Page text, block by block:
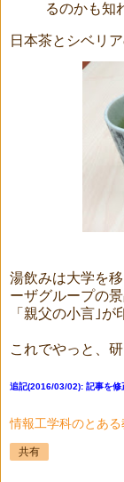
るのかも知
日本茶とシベリ
湯飲みは大学を
ーザグループの
「親父の小言｣が
これでやっと、
追記(2016/03/02): 記事を修
情報工学科のとある
共有